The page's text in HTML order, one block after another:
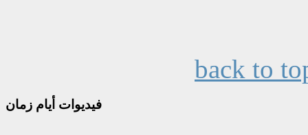
back to
فيديوات أيام زمان